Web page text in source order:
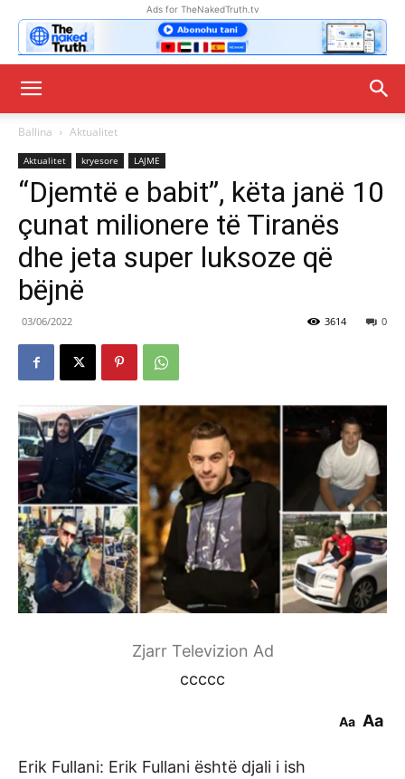
Ads for TheNakedTruth.tv
Ballina Aktualitet
Aktualitet kryesore LAJME
“Djemtë e babit”, këta janë 10
çunat milionere të Tiranës
dhe jeta super luksoze që
bëjnë
03/06/2022 0
3614
Zjarr Televizion Ad
ccccc
Aa Aa
Erik Fullani: Erik Fullani është djali i ish